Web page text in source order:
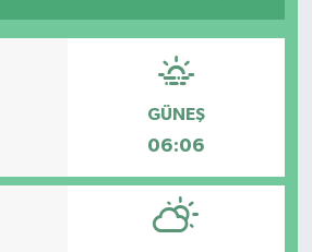
GÜNEŞ
06:06